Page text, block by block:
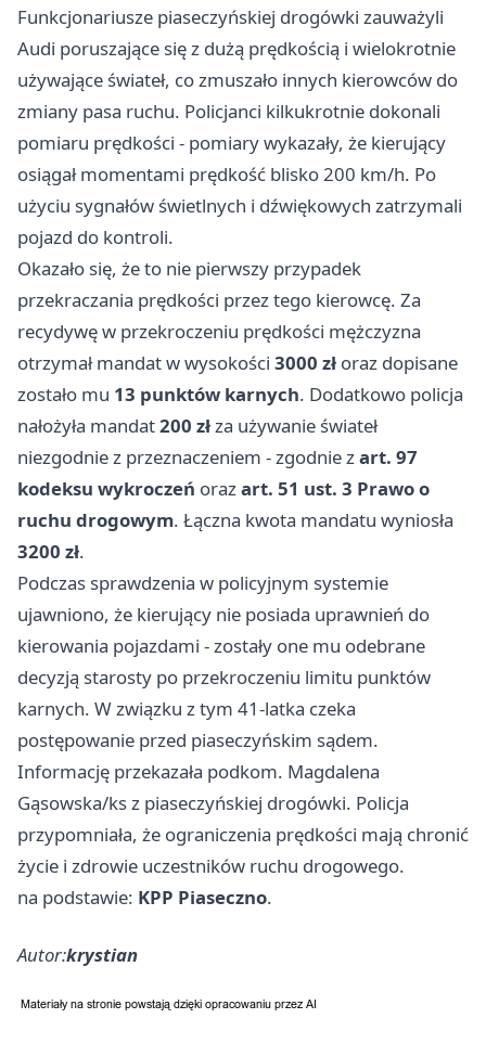
Funkcjonariusze piaseczyńskiej drogówki zauważyli
Audi poruszające się z dużą prędkością i wielokrotnie
używające świateł, co zmuszało innych kierowców do
zmiany pasa ruchu. Policjanci kilkukrotnie dokonali
pomiaru prędkości - pomiary wykazały, że kierujący
osiągał momentami prędkość blisko 200 km/h. Po
użyciu sygnałów świetlnych i dźwiękowych zatrzymali
pojazd do kontroli.
Okazało się, że to nie pierwszy przypadek
przekraczania prędkości przez tego kierowcę. Za
recydywę w przekroczeniu prędkości mężczyzna
otrzymał mandat w wysokości 3000 zł oraz dopisane
zostało mu 13 punktów karnych. Dodatkowo policja
nałożyła mandat200 złza używanie świateł
niezgodnie z przeznaczeniem - zgodnie zart. 97
kodeksu wykroczeń orazart. 51 ust. 3 Prawo o
ruchu drogowym. Łączna kwota mandatu wyniosła
3200 zł.
Podczas sprawdzenia w policyjnym systemie
ujawniono, że kierujący nie posiada uprawnień do
kierowania pojazdami - zostały one mu odebrane
decyzją starosty po przekroczeniu limitu punktów
karnych. W związku z tym 41-latka czeka
postępowanie przed piaseczyńskim sądem.
Informację przekazała podkom. Magdalena
Gąsowska/ks z piaseczyńskiej drogówki. Policja
przypomniała, że ograniczenia prędkości mają chronić
życie i zdrowie uczestników ruchu drogowego.
na podstawie: KPP Piaseczno.
Autor:krystian